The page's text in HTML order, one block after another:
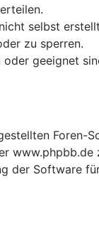
selbst
zu sperren.
geeignet
Foren-
der Software